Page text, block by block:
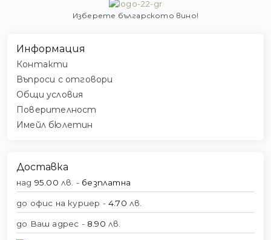
Изберете българското вино!
Информация
Контакти
Въпроси с отговори
Общи условия
Поверителност
Имейл бюлетин
Доставка
над 95.00 лв. - безплатна
до офис на куриер - 4.70 лв.
до Ваш адрес - 8.90 лв.